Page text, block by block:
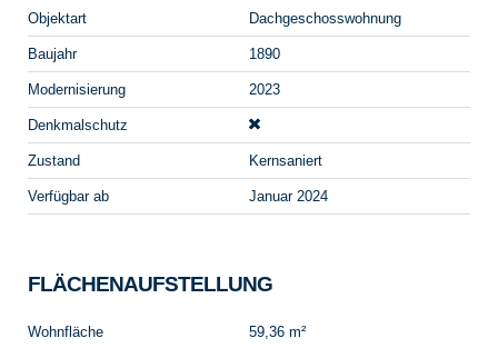
Objektart Dachgeschosswohnung
Baujahr 1890
Modernisierung 2023
Denkmalschutz
Zustand Kernsaniert
Verfügbar ab Januar 2024
FLÄCHENAUFSTELLUNG
Wohnfläche 59,36 m²